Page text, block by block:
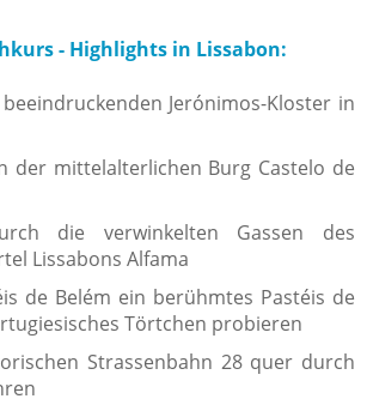
- Highlights in Lissabon:
Jerónimos-Kloster in
der mittelalterlichen Burg Castelo de
die verwinkelten Gassen des
Lissabons Alfama
de Belém ein berühmtes Pastéis de
Törtchen probieren
Strassenbahn 28 quer durch